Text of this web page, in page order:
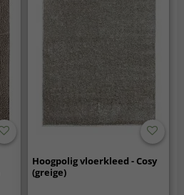
Hoogpolig vloerkleed - Cosy
(greige)